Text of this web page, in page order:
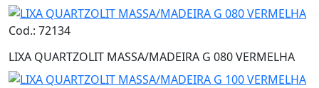
Cod.: 72134
LIXA QUARTZOLIT MASSA/MADEIRA G 080 VERMELHA